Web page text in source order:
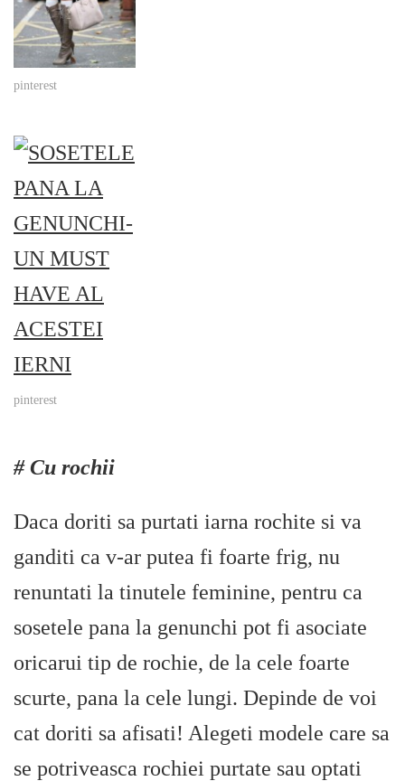
pinterest
pinterest
# Cu rochii
Daca doriti sa purtati iarna rochite si va
ganditi ca v-ar putea fi foarte frig, nu
renuntati la tinutele feminine, pentru ca
sosetele pana la genunchi pot fi asociate
oricarui tip de rochie, de la cele foarte
scurte, pana la cele lungi. Depinde de voi
cat doriti sa afisati! Alegeti modele care sa
se potriveasca rochiei purtate sau optati